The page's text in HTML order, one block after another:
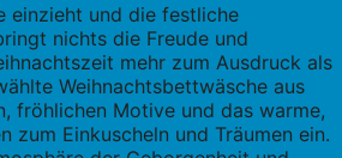
einzieht und die festliche
nichts die Freude und
mehr zum Ausdruck als
Weihnachtsbettwäsche aus
fröhlichen Motive und das warme,
zum Einkuscheln und Träumen ein.